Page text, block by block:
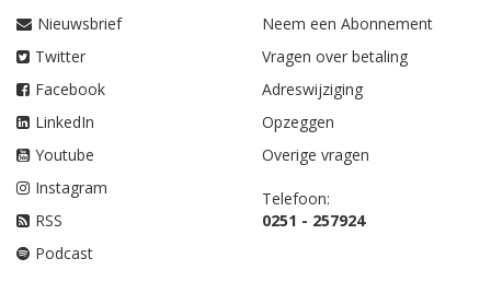
Nieuwsbrief
Twitter
Facebook
LinkedIn
Youtube
Instagram
RSS
Podcast
Neem een Abonnement
Vragen over betaling
Adreswijziging
Opzeggen
Overige vragen
Telefoon:
0251 - 257924